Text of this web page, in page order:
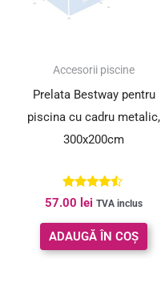
Accesorii piscine
Prelata Bestway pentru
piscina cu cadru metalic,
300x200cm
Evaluat la
4.33
din 5
57.00 lei TVA inclus
ADAUGĂ ÎN COȘ